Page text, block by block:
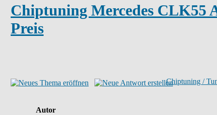
Chiptuning Mercedes CLK55
Preis
Chiptuning /
Autor